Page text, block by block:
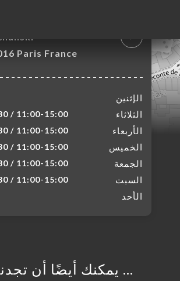
Paris France
الإثنين
الثلاثاء 11:00-15:00 / 18:30-22:30
الأربعاء 11:00-15:00 / 18:30-22:30
الخميس 11:00-15:00 / 18:30-22:30
الجمعة 11:00-15:00 / 18:30-22:30
السبت 11:00-15:00 / 18:30-22:30
الأحد
… يمكنك أيضًا أن